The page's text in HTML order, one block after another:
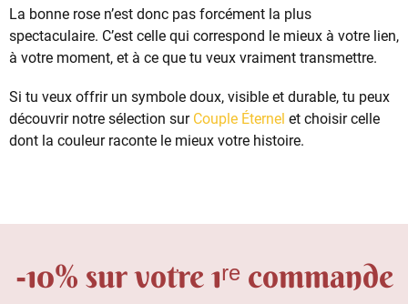
La bonne rose n’est donc pas forcément la plus
spectaculaire. C’est celle qui correspond le mieux à votre lien,
à votre moment, et à ce que tu veux vraiment transmettre.
Si tu veux offrir un symbole doux, visible et durable, tu peux
découvrir notre sélection sur Couple Éternel et choisir celle
dont la couleur raconte le mieux votre histoire.
-10% sur votre 1ʳᵉ commande